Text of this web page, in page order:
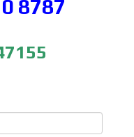
8787